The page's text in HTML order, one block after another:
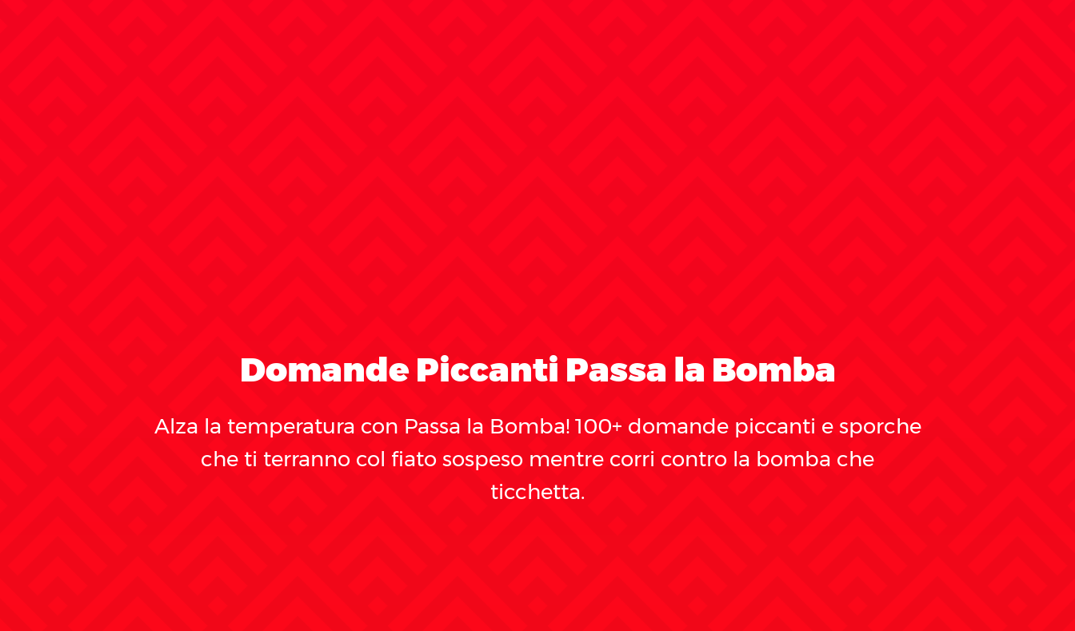
Domande Piccanti Passa la Bomba
Alza la temperatura con Passa la Bomba! 100+ domande piccanti e sporche
che ti terranno col fiato sospeso mentre corri contro la bomba che
ticchetta.